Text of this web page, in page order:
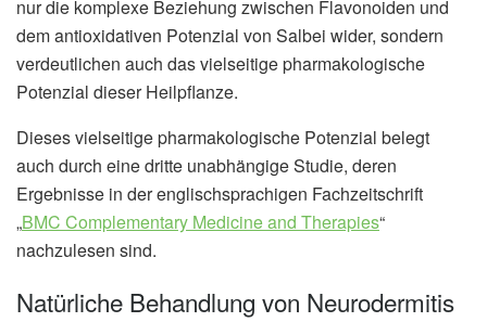
nur die komplexe Beziehung zwischen Flavonoiden und
dem antioxidativen Potenzial von Salbei wider, sondern
verdeutlichen auch das vielseitige pharmakologische
Potenzial dieser Heilpflanze.
Dieses vielseitige pharmakologische Potenzial belegt
auch durch eine dritte unabhängige Studie, deren
Ergebnisse in der englischsprachigen Fachzeitschrift
„BMC Complementary Medicine and Therapies“
nachzulesen sind.
Natürliche Behandlung von Neurodermitis